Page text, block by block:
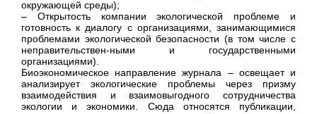
окружающей среды);
– Открытость компании экологической проблеме и
готовность к диалогу с организациями, занимающимися
проблемами экологической безопасности (в том числе с
неправительствен-ными и государственными
организациями).
Биоэкономическое направление журнала – освещает и
анализирует экологические проблемы через призму
взаимодействия и взаимовыгодного сотрудничества
экологии и экономики. Сюда относятся публикации,